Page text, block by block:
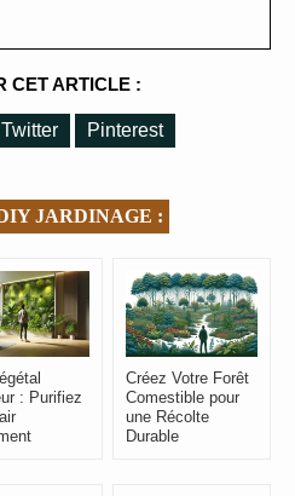
CET ARTICLE :
Twitter Pinterest
JARDINAGE :
: Purifiez
Créez Votre Forêt
Comestible pour
une Récolte
Durable